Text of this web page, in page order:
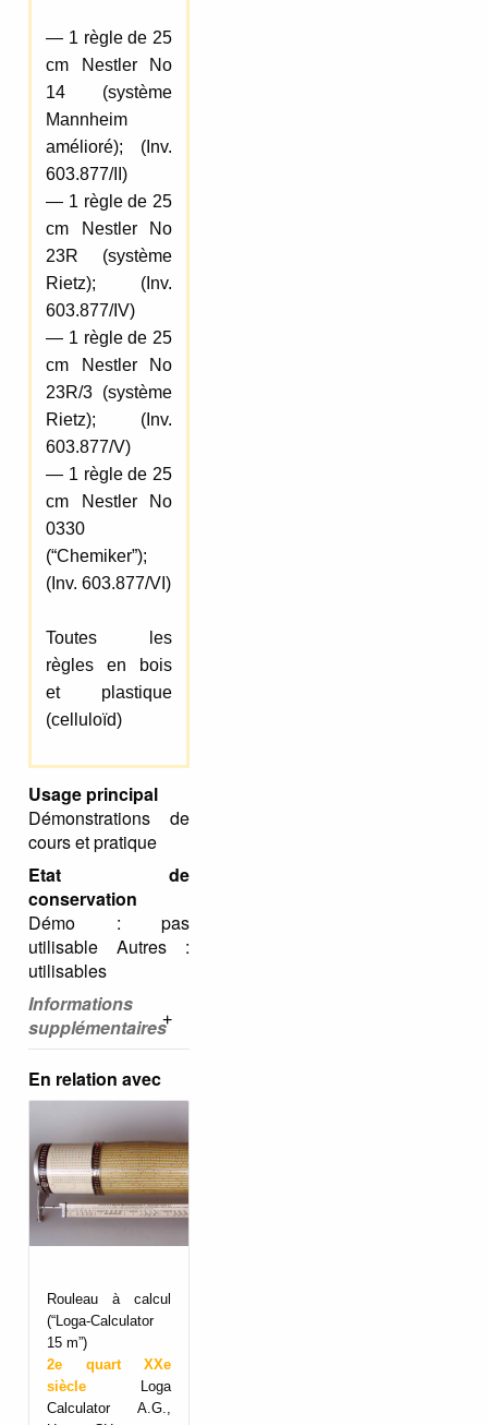
— 1 règle de 25
cm Nestler No
14 (système
Mannheim
amélioré); (Inv.
603.877/II)
— 1 règle de 25
cm Nestler No
23R (système
Rietz); (Inv.
603.877/IV)
— 1 règle de 25
cm Nestler No
23R/3 (système
Rietz); (Inv.
603.877/V)
— 1 règle de 25
cm Nestler No
0330
(“Chemiker”);
(Inv. 603.877/VI)
Toutes les
règles en bois
et plastique
(celluloïd)
Usage principal
Démonstrations de
cours et pratique
Etat de
conservation
Démo : pas
utilisable Autres :
utilisables
Informations
supplémentaires
En relation avec
Rouleau à calcul
(“Loga-Calculator
15 m”)
2e quart XXe
siècle
Loga
Calculator A.G.,